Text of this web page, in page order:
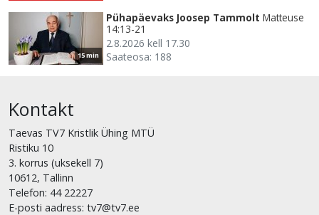
15 min
Pühapäevaks Joosep Tammolt Matteuse
14:13-21
2.8.2026 kell 17.30
Saateosa: 188
Kontakt
Taevas TV7 Kristlik Ühing MTÜ
Ristiku 10
3. korrus (uksekell 7)
10612, Tallinn
Telefon: 44 22227
E-posti aadress: tv7@tv7.ee